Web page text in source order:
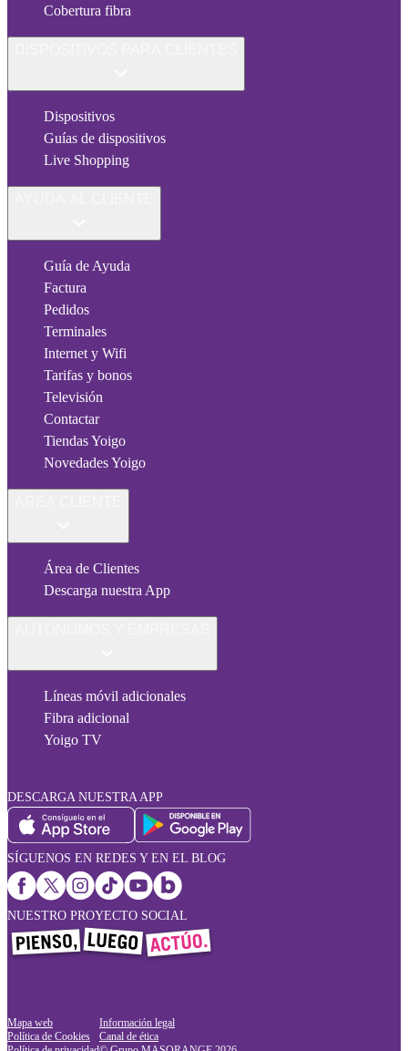
Cobertura fibra
Dispositivos
Guías de dispositivos
Live Shopping
Guía de Ayuda
Factura
Pedidos
Terminales
Internet y Wifi
Tarifas y bonos
Televisión
Contactar
Tiendas Yoigo
Novedades Yoigo
Área de Clientes
Descarga nuestra App
Líneas móvil adicionales
Fibra adicional
Yoigo TV
DESCARGA NUESTRA APP
SÍGUENOS EN REDES Y EN EL BLOG
NUESTRO PROYECTO SOCIAL
Mapa web
Política de Cookies
Información legal
Canal de ética